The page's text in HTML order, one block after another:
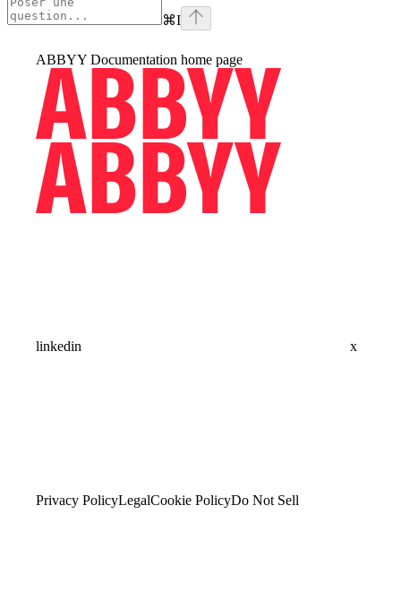
⌘I
ABBYY Documentation home page
linkedin x
Privacy PolicyLegalCookie PolicyDo Not Sell